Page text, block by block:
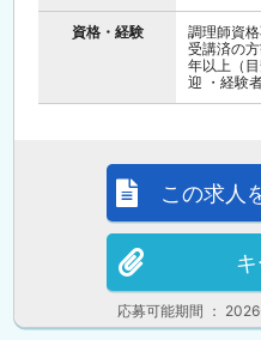
資格・経験
調理師資
受講済の
年以上（
迎 ・経験
応募可能期間 ：
この求人